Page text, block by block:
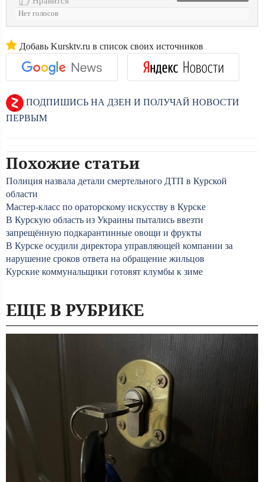
Нет голосов
Добавь Kursktv.ru в список своих источников
ПОДПИШИСЬ НА ДЗЕН И ПОЛУЧАЙ НОВОСТИ
ПЕРВЫМ
Похожие статьи
Полиция назвала детали смертельного ДТП в Курской
области
Мастер-класс по ораторскому искусству в Курске
В Курскую область из Украины пытались ввезти
запрещённую подкарантинные овощи и фрукты
В Курске осудили директора управляющей компании за
нарушение сроков ответа на обращение жильцов
Курские коммунальщики готовят клумбы к зиме
ЕЩЕ В РУБРИКЕ